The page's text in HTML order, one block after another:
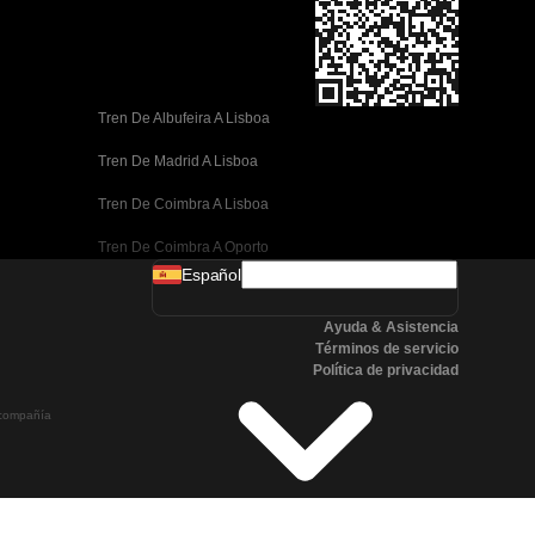
Tren De Albufeira A Lisboa
Tren De Madrid A Lisboa
Tren De Coimbra A Lisboa
Tren De Coimbra A Oporto
Tren De Valencia A Barcelona
Tren De Málaga A Madrid
Español
Ayuda & Asistencia
Términos de servicio
Política de privacidad